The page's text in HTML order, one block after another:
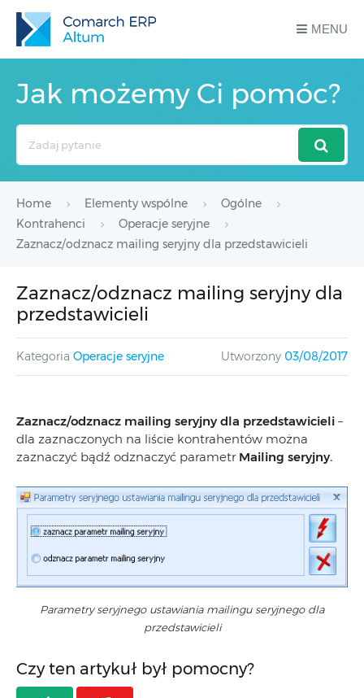
MENU
Jak możemy Ci pomóc?
Home Elementy wspólne
Ogólne
Kontrahenci
Operacje seryjne
Zaznacz/odznacz mailing seryjny dla przedstawicieli
Zaznacz/odznacz mailing seryjny dla
przedstawicieli
Kategoria Operacje seryjne Utworzony 03/08/2017
Zaznacz/odznacz mailing seryjny dla przedstawicieli –
dla zaznaczonych na liście kontrahentów można
zaznaczyć bądź odznaczyć parametr Mailing seryjny.
Parametry seryjnego ustawiania mailingu seryjnego dla
przedstawicieli
Czy ten artykuł był pomocny?